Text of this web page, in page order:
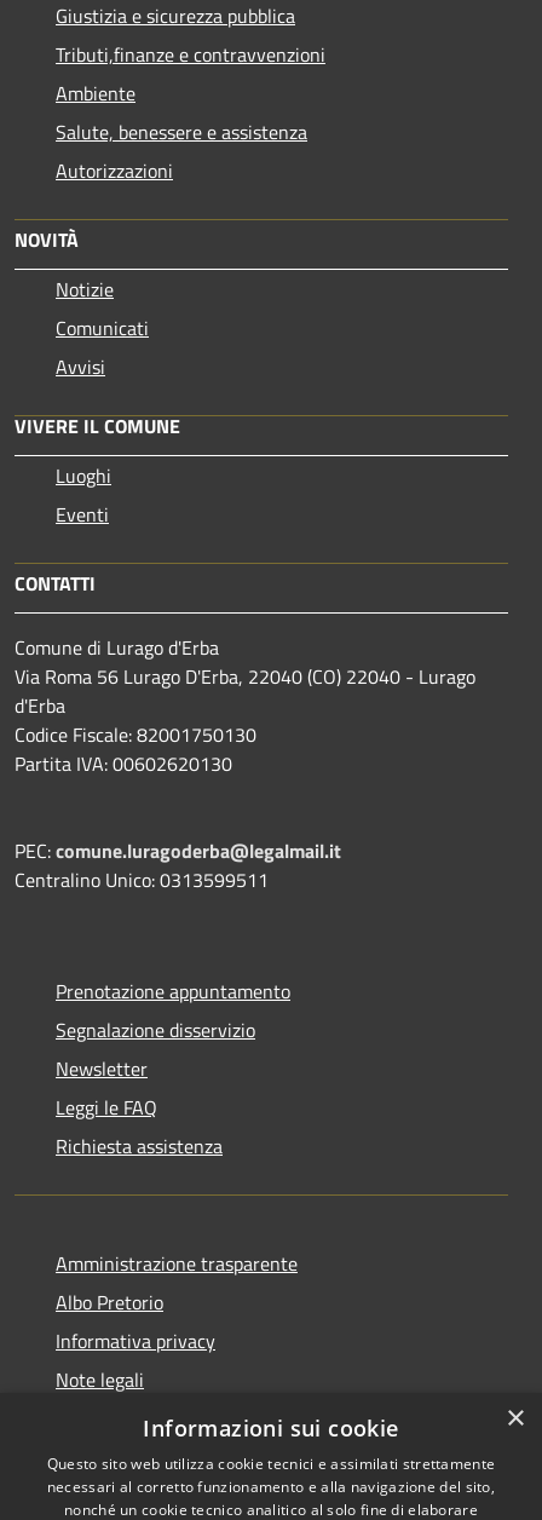
Giustizia e sicurezza pubblica
Tributi,finanze e contravvenzioni
Ambiente
Salute, benessere e assistenza
Autorizzazioni
NOVITÀ
Notizie
Comunicati
Avvisi
VIVERE IL COMUNE
Luoghi
Eventi
CONTATTI
Comune di Lurago d'Erba
Via Roma 56 Lurago D'Erba, 22040 (CO) 22040 - Lurago
d'Erba
Codice Fiscale: 82001750130
Partita IVA: 00602620130
PEC:comune.luragoderba@legalmail.it
Centralino Unico: 0313599511
Prenotazione appuntamento
Segnalazione disservizio
Newsletter
Leggi le FAQ
Richiesta assistenza
Amministrazione trasparente
Albo Pretorio
Informativa privacy
Note legali
Dichiarazione di accessibilità
×
Informazioni sui cookie
Questo sito web utilizza cookie tecnici e assimilati strettamente
necessari al corretto funzionamento e alla navigazione del sito,
nonché un cookie tecnico analitico al solo fine di elaborare